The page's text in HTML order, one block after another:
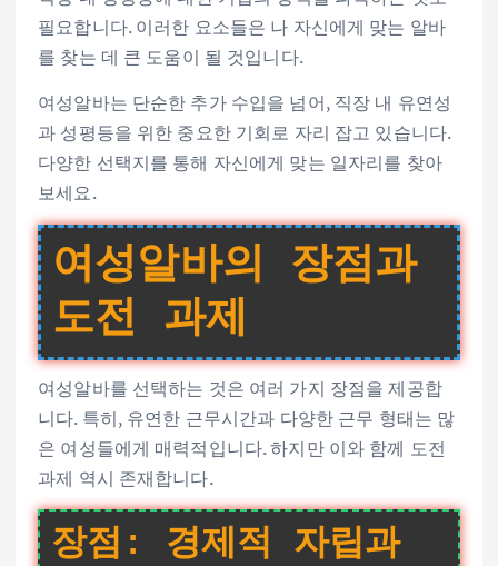
필요합니다. 이러한 요소들은 나 자신에게 맞는 알바
를 찾는 데 큰 도움이 될 것입니다.
여성알바는 단순한 추가 수입을 넘어, 직장 내 유연성
과 성평등을 위한 중요한 기회로 자리 잡고 있습니다.
다양한 선택지를 통해 자신에게 맞는 일자리를 찾아
보세요.
여성알바의 장점과
도전 과제
여성알바를 선택하는 것은 여러 가지 장점을 제공합
니다. 특히, 유연한 근무시간과 다양한 근무 형태는 많
은 여성들에게 매력적입니다. 하지만 이와 함께 도전
과제 역시 존재합니다.
장점: 경제적 자립과